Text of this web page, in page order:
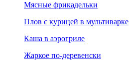
Мясные фрикадельки
Плов с курицей в мультиварке
Каша в аэрогриле
Жаркое по-деревенски